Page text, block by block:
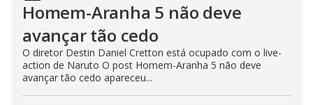
Homem-Aranha 5 não deve
avançar tão cedo
O diretor Destin Daniel Cretton está ocupado com o live-
action de Naruto O post Homem-Aranha 5 não deve
avançar tão cedo apareceu...